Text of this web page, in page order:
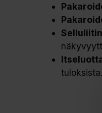
tuloksista.